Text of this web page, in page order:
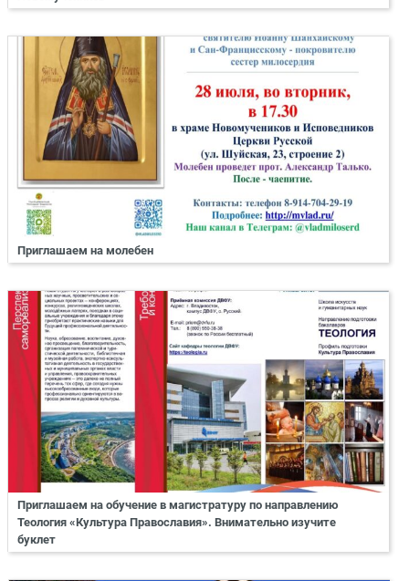
Приглашаем на молебен
Приглашаем на обучение в магистратуру по направлению
Теология «Культура Православия». Внимательно изучите
буклет